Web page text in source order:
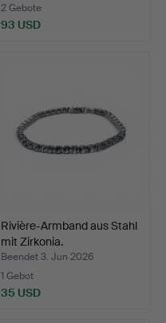
2 Gebote
93 USD
Rivière-Armband aus Stahl
mit Zirkonia.
Beendet 3. Jun 2026
1 Gebot
35 USD